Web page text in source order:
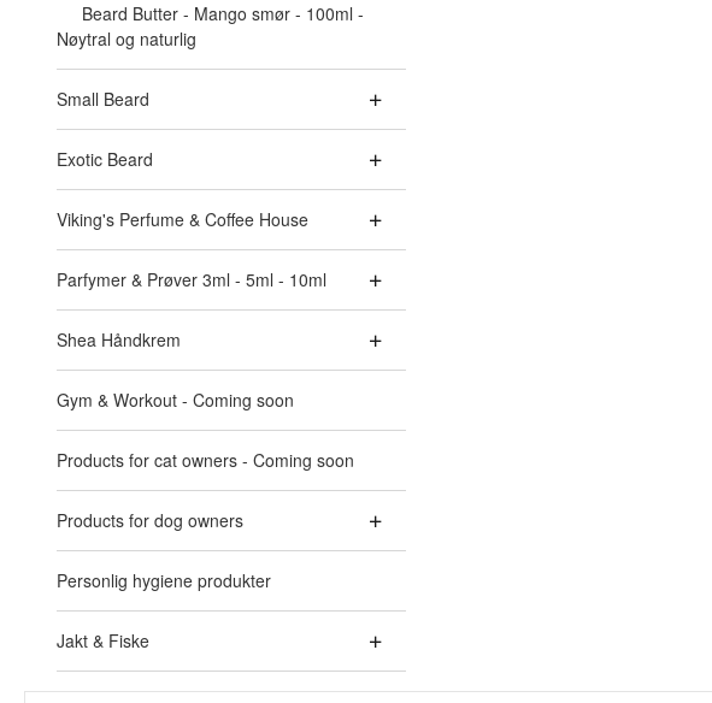
Beard Butter - Mango smør - 100ml -
Nøytral og naturlig
Small Beard
Exotic Beard
Viking's Perfume & Coffee House
Parfymer & Prøver 3ml - 5ml - 10ml
Shea Håndkrem
Gym & Workout - Coming soon
Products for cat owners - Coming soon
Products for dog owners
Personlig hygiene produkter
Jakt & Fiske